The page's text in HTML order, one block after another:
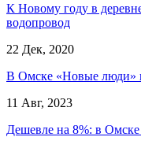
К Новому году в
водопровод
22 Дек, 2020
В Омске «Новые люди»
11 Авг, 2023
Дешевле на 8%: в